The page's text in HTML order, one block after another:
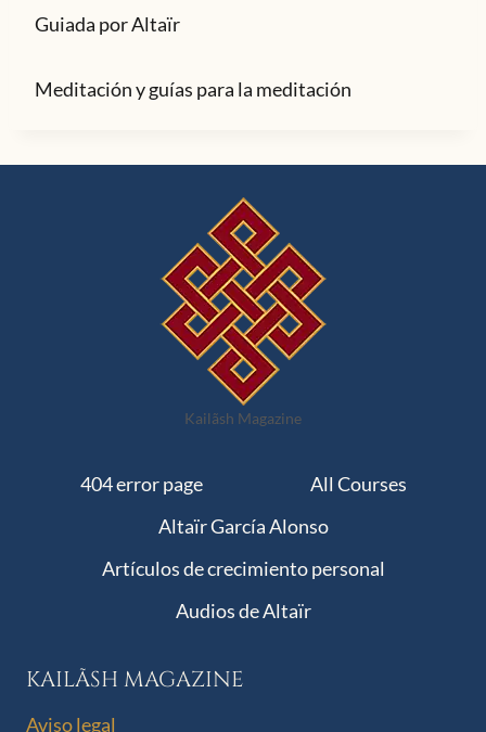
Guiada por Altaïr
Meditación y guías para la meditación
Kailãsh Magazine
404 error page
All Courses
Altaïr García Alonso
Artículos de crecimiento personal
Audios de Altaïr
KAILÃSH MAGAZINE
Aviso legal